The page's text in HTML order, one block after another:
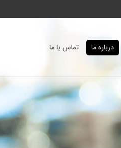
درباره ما تماس با ما